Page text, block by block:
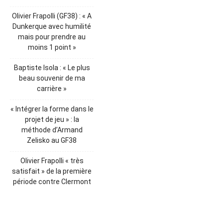
Olivier Frapolli (GF38) : « A
Dunkerque avec humilité
mais pour prendre au
moins 1 point »
Baptiste Isola : « Le plus
beau souvenir de ma
carrière »
« Intégrer la forme dans le
projet de jeu » : la
méthode d’Armand
Zelisko au GF38
Olivier Frapolli « très
satisfait » de la première
période contre Clermont